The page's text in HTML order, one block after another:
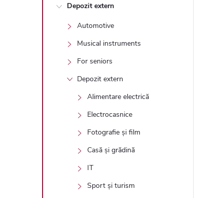
Depozit extern
Automotive
Musical instruments
For seniors
Depozit extern
Alimentare electrică
Electrocasnice
Fotografie și film
Casă și grădină
IT
Sport și turism